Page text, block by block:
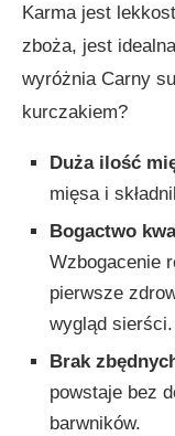
Karma jest
zboża, jest
wyróżnia Carny
kurczakiem?
Duża ilość
mięsa i
Bogactwo
Wzbogacenie
pierwsze
wygląd sierści.
Brak
powstaje bez
barwników.